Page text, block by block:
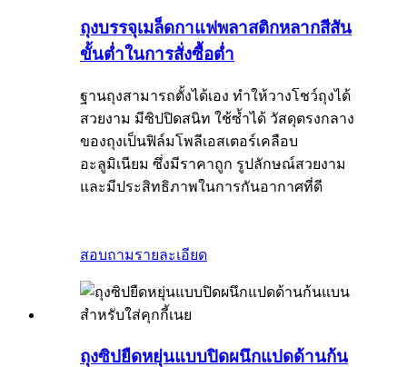
ถุงบรรจุเมล็ดกาแฟพลาสติกหลากสีสัน
ขั้นต่ำในการสั่งซื้อต่ำ
ฐานถุงสามารถตั้งได้เอง ทำให้วางโชว์ถุงได้
สวยงาม มีซิปปิดสนิท ใช้ซ้ำได้ วัสดุตรงกลาง
ของถุงเป็นฟิล์มโพลีเอสเตอร์เคลือบ
อะลูมิเนียม ซึ่งมีราคาถูก รูปลักษณ์สวยงาม
และมีประสิทธิภาพในการกันอากาศที่ดี
สอบถามรายละเอียด
ถุงซิปยืดหยุ่นแบบปิดผนึกแปดด้านก้น